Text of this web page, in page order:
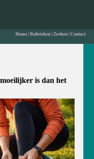
Home| Rubrieken| Zoeken| Contact
is dan het